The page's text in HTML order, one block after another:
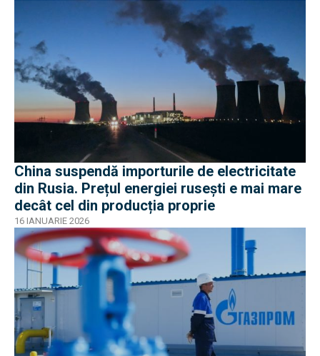
China suspendă importurile de electricitate
din Rusia. Prețul energiei rusești e mai mare
decât cel din producția proprie
16 IANUARIE 2026